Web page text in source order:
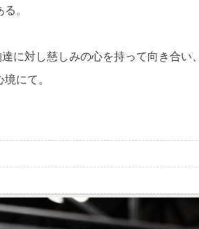
。
に対し慈しみの心を持って向き合
にて。